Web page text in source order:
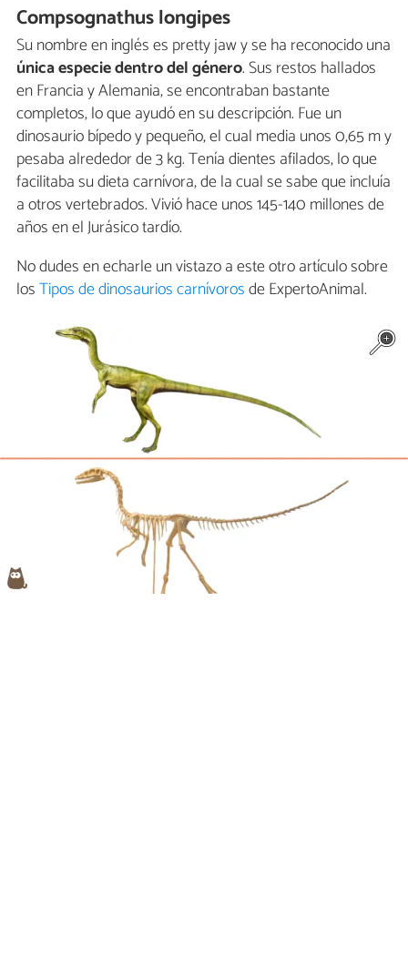
Compsognathus longipes
Su nombre en inglés es pretty jaw y se ha reconocido una
única especie dentro del género. Sus restos hallados
en Francia y Alemania, se encontraban bastante
completos, lo que ayudó en su descripción. Fue un
dinosaurio bípedo y pequeño, el cual media unos 0,65 m y
pesaba alrededor de 3 kg. Tenía dientes afilados, lo que
facilitaba su dieta carnívora, de la cual se sabe que incluía
a otros vertebrados. Vivió hace unos 145-140 millones de
años en el Jurásico tardío.
No dudes en echarle un vistazo a este otro artículo sobre
losTipos de dinosaurios carnívorosde ExpertoAnimal.